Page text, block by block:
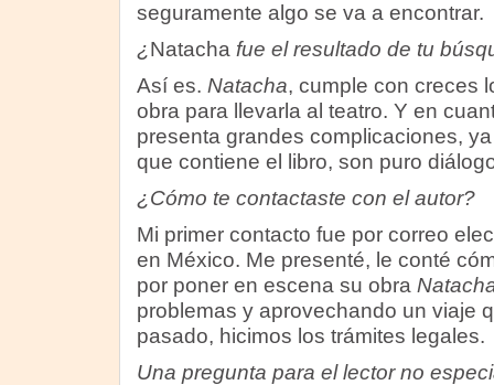
seguramente algo se va a encontrar.
¿Natacha fue el resultado de tu
Así es. Natacha, cumple con creces
obra para llevarla al teatro. Y en
presenta grandes complicaciones,
que contiene el libro, son puro
¿Cómo te contactaste con el autor?
Mi primer contacto fue por correo
en México. Me presenté, le conté
por poner en escena su obra
problemas y aprovechando un viaje
pasado, hicimos los trámites legales.
Una pregunta para el lector no